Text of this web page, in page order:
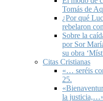
Tomás de
¿Por qué
rebelaron
Sobre la
por Sor
su obra
Citas Cristianas
«… seréis
25.
la